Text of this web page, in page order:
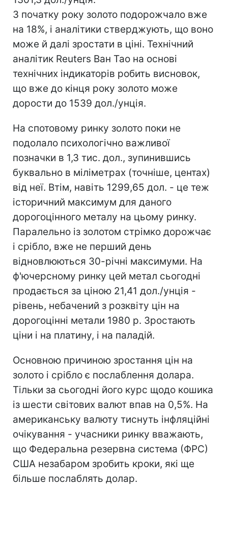
З початку року золото подорожчало вже
на 18%, і аналітики стверджують, що воно
може й далі зростати в ціні. Технічний
аналітик Reuters Ван Тао на основі
технічних індикаторів робить висновок,
що вже до кінця року золото може
дорости до 1539 дол./унція.
На спотовому ринку золото поки не
подолало психологічно важливої
позначки в 1,3 тис. дол., зупинившись
буквально в міліметрах (точніше, центах)
від неї. Втім, навіть 1299,65 дол. - це теж
історичний максимум для даного
дорогоцінного металу на цьому ринку.
Паралельно із золотом стрімко дорожчає
і срібло, вже не перший день
відновлюються 30-річні максимуми. На
ф'ючерсному ринку цей метал сьогодні
продається за ціною 21,41 дол./унція -
рівень, небачений з розквіту цін на
дорогоцінні метали 1980 р. Зростають
ціни і на платину, і на паладій.
Основною причиною зростання цін на
золото і срібло є послаблення долара.
Тільки за сьогодні його курс щодо кошика
із шести світових валют впав на 0,5%. На
американську валюту тиснуть інфляційні
очікування - учасники ринку вважають,
що Федеральна резервна система (ФРС)
США незабаром зробить кроки, які ще
більше послаблять долар.